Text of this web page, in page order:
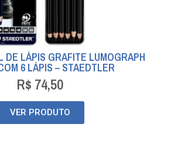
DE LÁPIS GRAFITE LUMOGRAPH
6 LÁPIS – STAEDTLER
R$ 74,50
VER PRODUTO